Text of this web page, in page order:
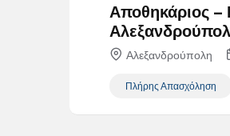
Αποθηκάριος –
Αλεξανδρούπολη
Πλήρης Απασχόληση